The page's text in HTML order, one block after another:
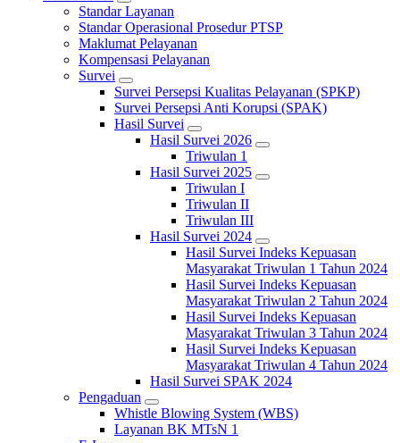
Standar Layanan
Standar Operasional Prosedur PTSP
Maklumat Pelayanan
Kompensasi Pelayanan
Survei
Survei Persepsi Kualitas Pelayanan (SPKP)
Survei Persepsi Anti Korupsi (SPAK)
Hasil Survei
Hasil Survei 2026
Triwulan 1
Hasil Survei 2025
Triwulan I
Triwulan II
Triwulan III
Hasil Survei 2024
Hasil Survei Indeks Kepuasan
Masyarakat Triwulan 1 Tahun 2024
Hasil Survei Indeks Kepuasan
Masyarakat Triwulan 2 Tahun 2024
Hasil Survei Indeks Kepuasan
Masyarakat Triwulan 3 Tahun 2024
Hasil Survei Indeks Kepuasan
Masyarakat Triwulan 4 Tahun 2024
Hasil Survei SPAK 2024
Pengaduan
Whistle Blowing System (WBS)
Layanan BK MTsN 1